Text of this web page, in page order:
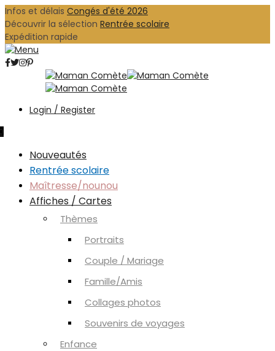
Infos et délais Congés d'été 2026
Découvrir la sélection Rentrée scolaire
Expédition rapide
Login / Register
Nouveautés
Rentrée scolaire
Maîtresse/nounou
Affiches / Cartes
Thèmes
Portraits
Couple / Mariage
Famille/Amis
Collages photos
Souvenirs de voyages
Enfance